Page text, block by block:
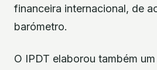
financeira internacional, de
barómetro.
O IPDT elaborou também